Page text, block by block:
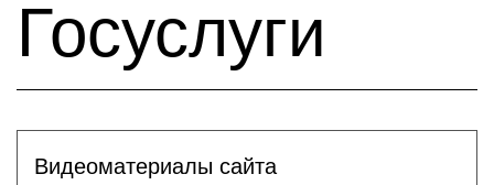
Госуслуги
Видеоматериалы сайта